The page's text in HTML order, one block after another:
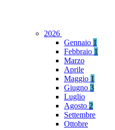
2026
Gennaio 1
Febbraio 1
Marzo
Aprile
Maggio 1
Giugno 3
Luglio
Agosto 2
Settembre
Ottobre